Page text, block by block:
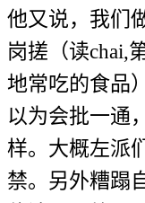
他又说，我们
岗搓（读chai,
地常吃的食品
以为会批一通
样。大概左派
禁。另外糟蹋